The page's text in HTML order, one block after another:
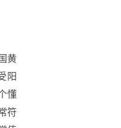
黄
阳
懂
符